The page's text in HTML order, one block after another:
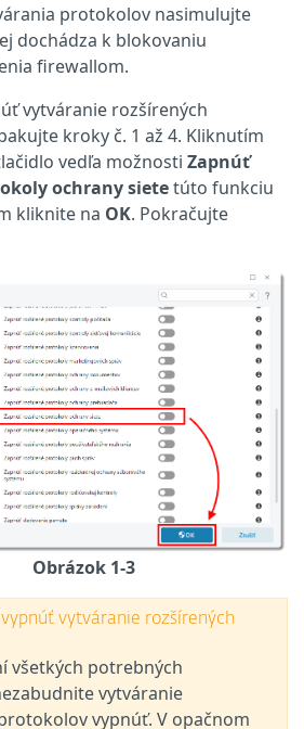
protokolov nasimulujte
dochádza k blokovaniu
firewallom.
vytváranie rozšírených
kroky č. 1 až 4. Kliknutím
vedľa možnosti Zapnúť
ochrany sietetúto funkciu
kliknite na OK. Pokračujte
Obrázok 1-3
vytváranie rozšírených
všetkých potrebných
vytváranie
vypnúť. V opačnom